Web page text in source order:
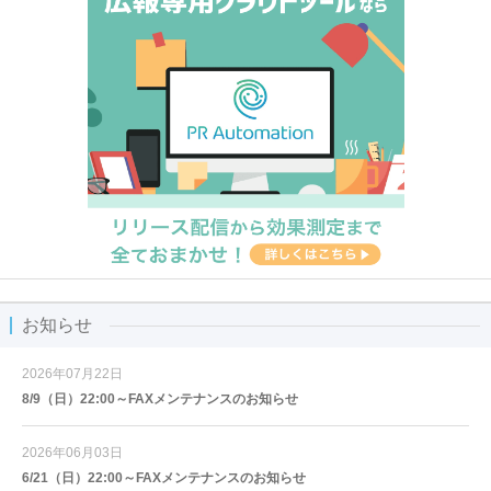
お知らせ
2026年07月22日
8/9（日）22:00～FAXメンテナンスのお知らせ
2026年06月03日
6/21（日）22:00～FAXメンテナンスのお知らせ